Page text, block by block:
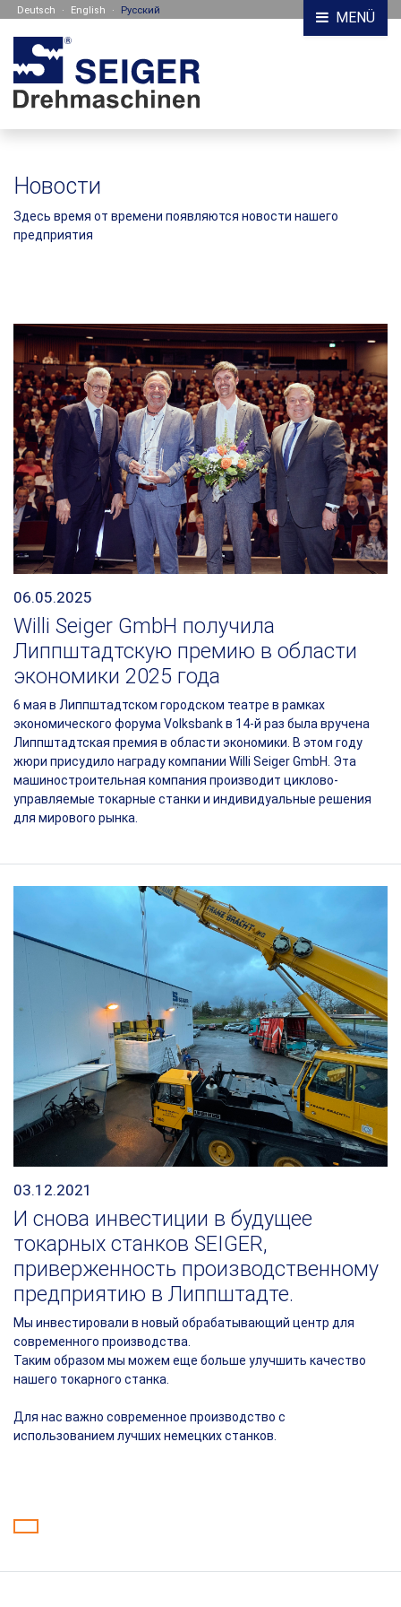
Deutsch · English · Русский MENÜ
Новости
Здесь время от времени появляются новости нашего
предприятия
06.05.2025
Willi Seiger GmbH получила
Липпштадтскую премию в области
экономики 2025 года
6 мая в Липпштадтском городском театре в рамках
экономического форума Volksbank в 14-й раз была вручена
Липпштадтская премия в области экономики. В этом году
жюри присудило награду компании Willi Seiger GmbH. Эта
машиностроительная компания производит циклово-
управляемые токарные станки и индивидуальные решения
для мирового рынка.
03.12.2021
И снова инвестиции в будущее
токарных станков SEIGER,
приверженность производственному
предприятию в Липпштадте.
Мы инвестировали в новый обрабатывающий центр для
современного производства.
Таким образом мы можем еще больше улучшить качество
нашего токарного станка.
Для нас важно современное производство с
использованием лучших немецких станков.